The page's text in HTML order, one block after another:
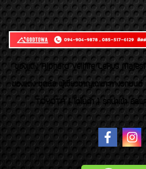
ของเเต่ง Alphard Vellfire Lexus
ของแต่ง ชุดล้อ ผู้เชี่ยวชาญเฉพาะทางรถยนต์
TOYOTA ( โตโยต้า ) รถนำเข้า อัลพ